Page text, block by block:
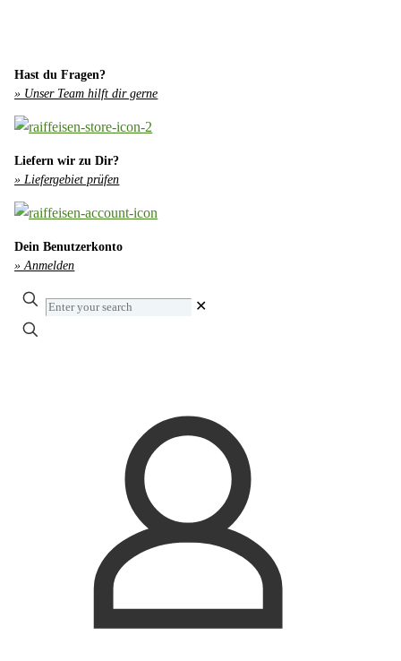
Hast du Fragen?
» Unser Team hilft dir gerne
Liefern wir zu Dir?
» Liefergebiet prüfen
Dein Benutzerkonto
» Anmelden
Enter
your
✕